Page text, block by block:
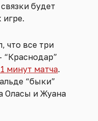
будет
игре.
что все три
“Краснодар”
минут матча.
“быки”
Оласы и Жуана